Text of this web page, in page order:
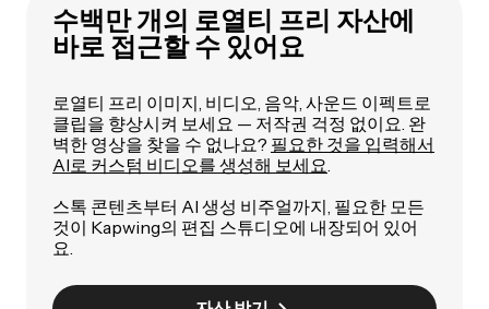
수백만 개의 로열티 프리 자산에
바로 접근할 수 있어요
로열티 프리 이미지, 비디오, 음악, 사운드 이펙트로
클립을 향상시켜 보세요 — 저작권 걱정 없이요. 완
벽한 영상을 찾을 수 없나요? 필요한 것을 입력해서
AI로 커스텀 비디오를 생성해 보세요.
스톡 콘텐츠부터 AI 생성 비주얼까지, 필요한 모든
것이 Kapwing의 편집 스튜디오에 내장되어 있어
요.